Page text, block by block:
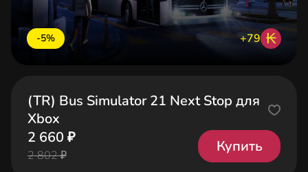
-5% +79 ₭
(TR) Bus Simulator 21 Next Stop для
Xbox
2 660 ₽
2 802 ₽
Купить